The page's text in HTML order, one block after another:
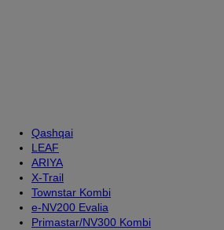
Qashqai
LEAF
ARIYA
X-Trail
Townstar Kombi
e-NV200 Evalia
Primastar/NV300 Kombi